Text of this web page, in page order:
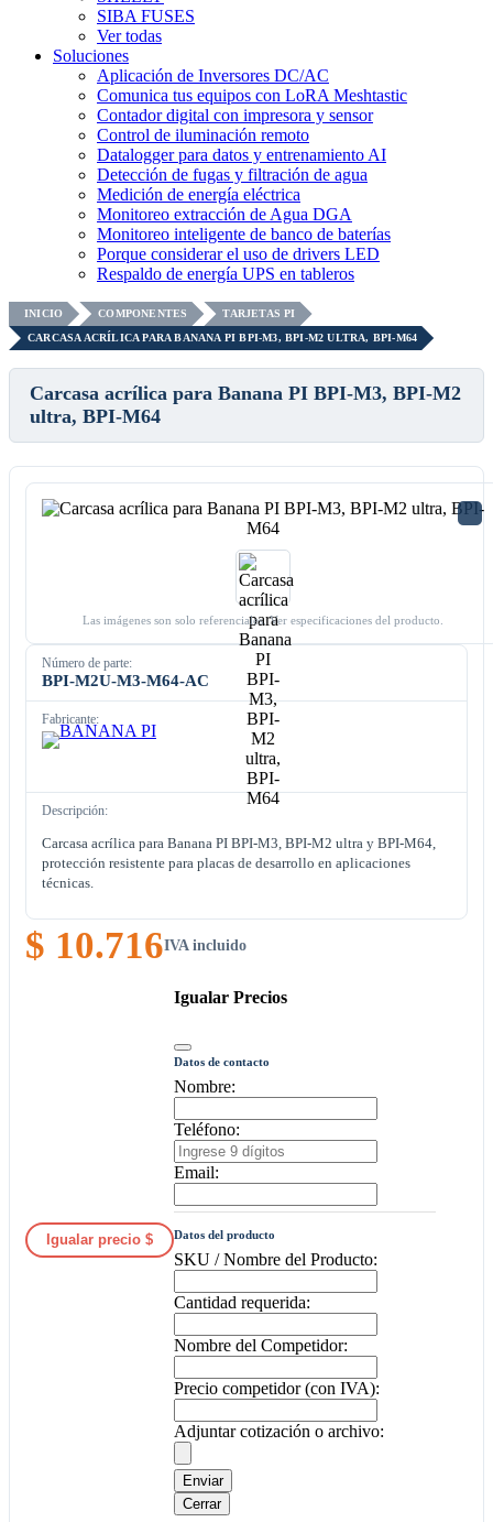
SIBA FUSES
Ver todas
Soluciones
Aplicación de Inversores DC/AC
Comunica tus equipos con LoRA Meshtastic
Contador digital con impresora y sensor
Control de iluminación remoto
Datalogger para datos y entrenamiento AI
Detección de fugas y filtración de agua
Medición de energía eléctrica
Monitoreo extracción de Agua DGA
Monitoreo inteligente de banco de baterías
Porque considerar el uso de drivers LED
Respaldo de energía UPS en tableros
INICIO COMPONENTES
TARJETAS PI
CARCASA ACRÍLICA PARA BANANA PI BPI-M3, BPI-M2 ULTRA, BPI-M64
Carcasa acrílica para Banana PI BPI-M3, BPI-M2
ultra, BPI-M64
Las imágenes son solo referenciales. Ver especificaciones del producto.
Número de parte:
BPI-M2U-M3-M64-AC
Fabricante:
Descripción:
Carcasa acrílica para Banana PI BPI-M3, BPI-M2 ultra y BPI-M64,
protección resistente para placas de desarrollo en aplicaciones
técnicas.
$ 10.716IVA incluido
Igualar precio $
Igualar Precios
Datos de contacto
Nombre:
Teléfono:
Email:
Datos del producto
SKU / Nombre del Producto:
Cantidad requerida:
Nombre del Competidor:
Precio competidor (con IVA):
Adjuntar cotización o archivo:
Enviar
Cerrar